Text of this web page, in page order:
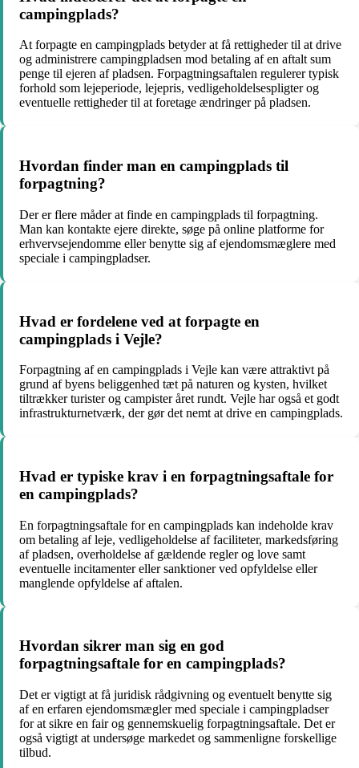
campingplads?
At forpagte en campingplads betyder at få rettigheder til at drive
og administrere campingpladsen mod betaling af en aftalt sum
penge til ejeren af pladsen. Forpagtningsaftalen regulerer typisk
forhold som lejeperiode, lejepris, vedligeholdelsespligter og
eventuelle rettigheder til at foretage ændringer på pladsen.
Hvordan finder man en campingplads til
forpagtning?
Der er flere måder at finde en campingplads til forpagtning.
Man kan kontakte ejere direkte, søge på online platforme for
erhvervsejendomme eller benytte sig af ejendomsmæglere med
speciale i campingpladser.
Hvad er fordelene ved at forpagte en
campingplads i Vejle?
Forpagtning af en campingplads i Vejle kan være attraktivt på
grund af byens beliggenhed tæt på naturen og kysten, hvilket
tiltrækker turister og campister året rundt. Vejle har også et godt
infrastrukturnetværk, der gør det nemt at drive en campingplads.
Hvad er typiske krav i en forpagtningsaftale for
en campingplads?
En forpagtningsaftale for en campingplads kan indeholde krav
om betaling af leje, vedligeholdelse af faciliteter, markedsføring
af pladsen, overholdelse af gældende regler og love samt
eventuelle incitamenter eller sanktioner ved opfyldelse eller
manglende opfyldelse af aftalen.
Hvordan sikrer man sig en god
forpagtningsaftale for en campingplads?
Det er vigtigt at få juridisk rådgivning og eventuelt benytte sig
af en erfaren ejendomsmægler med speciale i campingpladser
for at sikre en fair og gennemskuelig forpagtningsaftale. Det er
også vigtigt at undersøge markedet og sammenligne forskellige
tilbud.